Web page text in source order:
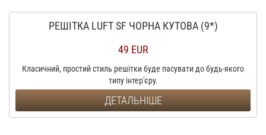
РЕШІТКА LUFT SF ЧОРНА КУТОВА (9*)
49 EUR
Класичний, простий стиль решітки буде пасувати до будь-якого
типу інтер'єру.
ДЕТАЛЬНІШЕ